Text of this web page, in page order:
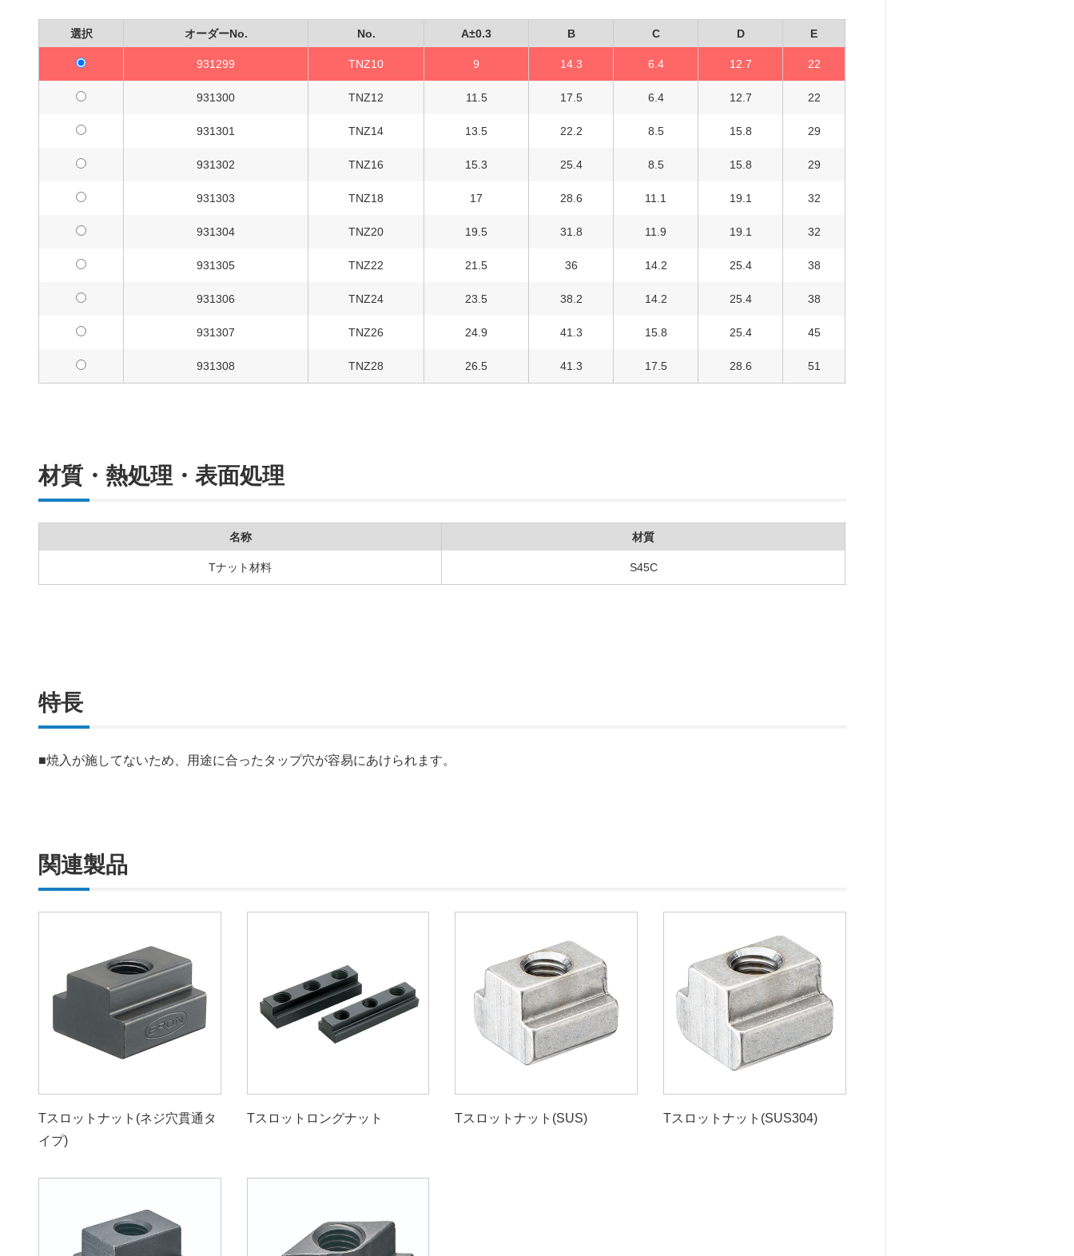
選択 オーダーNo. No. A±0.3 B C D E
931299 TNZ10 9 14.3 6.4 12.7 22
931300 TNZ12 11.5 17.5 6.4 12.7 22
931301 TNZ14 13.5 22.2 8.5 15.8 29
931302 TNZ16 15.3 25.4 8.5 15.8 29
931303 TNZ18 17 28.6 11.1 19.1 32
931304 TNZ20 19.5 31.8 11.9 19.1 32
931305 TNZ22 21.5 36 14.2 25.4 38
931306 TNZ24 23.5 38.2 14.2 25.4 38
931307 TNZ26 24.9 41.3 15.8 25.4 45
931308 TNZ28 26.5 41.3 17.5 28.6 51
材質・熱処理・表面処理
名称 材質
Tナット材料 S45C
特長
■焼入が施してないため、用途に合ったタップ穴が容易にあけられます。
関連製品
Tスロットナット(ネジ穴貫通タ
イプ)
Tスロットロングナット Tスロットナット(SUS) Tスロットナット(SUS304)